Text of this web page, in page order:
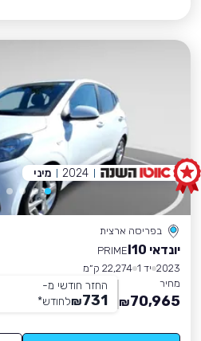
בפריסה ארצית
יונדאי I10
PRIME
2023 יד 1
22,274 ק״מ
מחיר
70,965
₪
החזר חודשי מ-
731
₪לחודש*
2024 מיני